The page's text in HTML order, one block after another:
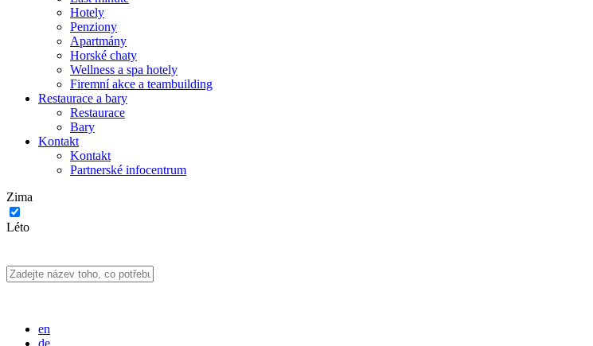
Hotely
Penziony
Apartmány
Horské chaty
Wellness a spa hotely
Firemní akce a teambuilding
Restaurace a bary
Restaurace
Bary
Kontakt
Kontakt
Partnerské infocentrum
Zima
Léto
en
de